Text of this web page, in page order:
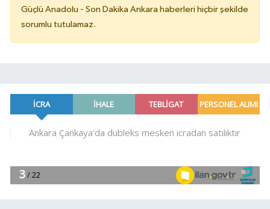
Güçlü Anadolu - Son Dakika Ankara haberleri hiçbir şekilde
sorumlu tutulamaz.